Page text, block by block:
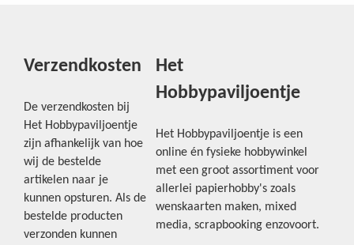
Verzendkosten
De verzendkosten bij
Het Hobbypaviljoentje
zijn afhankelijk van hoe
wij de bestelde
artikelen naar je
kunnen opsturen. Als de
bestelde producten
verzonden kunnen
Het
Hobbypaviljoentje
Het Hobbypaviljoentje is een
online én fysieke hobbywinkel
met een groot assortiment voor
allerlei papierhobby's zoals
wenskaarten maken, mixed
media, scrapbooking enzovoort.